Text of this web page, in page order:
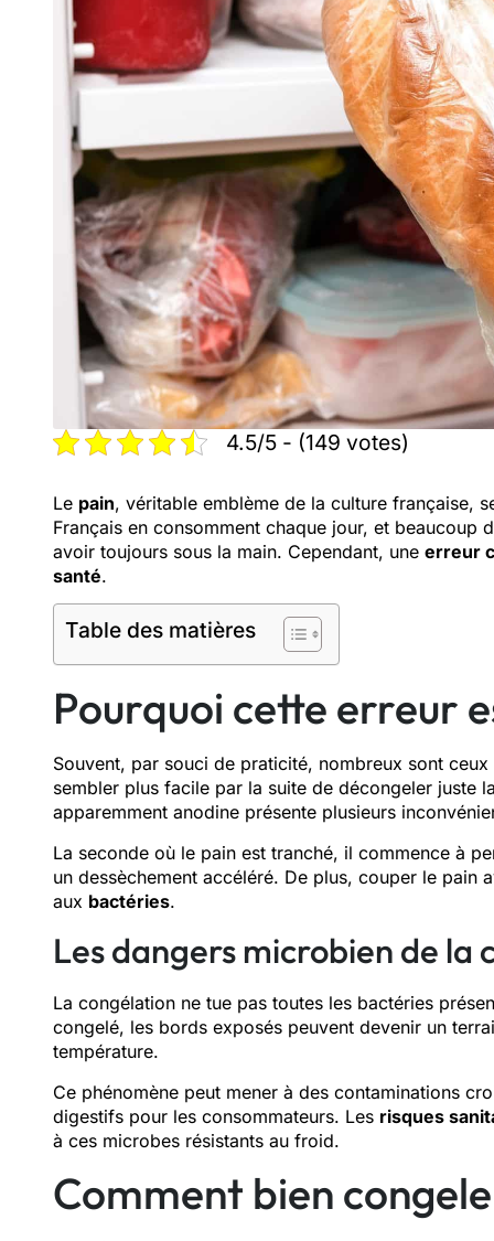
4.5/5 - (149 votes)
Le pain, véritable emblème de la culture française,
Français en consomment chaque jour, et beaucoup
avoir toujours sous la main. Cependant, une erreur
santé.
Table des matières
Pourquoi cette erreur
Souvent, par souci de praticité, nombreux sont
sembler plus facile par la suite de décongeler juste
apparemment anodine présente plusieurs
La seconde où le pain est tranché, il commence à
un dessèchement accéléré. De plus, couper le pain
aux bactéries.
Les dangers microbien de
La congélation ne tue pas toutes les bactéries
congelé, les bords exposés peuvent devenir un
température.
Ce phénomène peut mener à des contaminations
digestifs pour les consommateurs. Les risques
à ces microbes résistants au froid.
Comment bien